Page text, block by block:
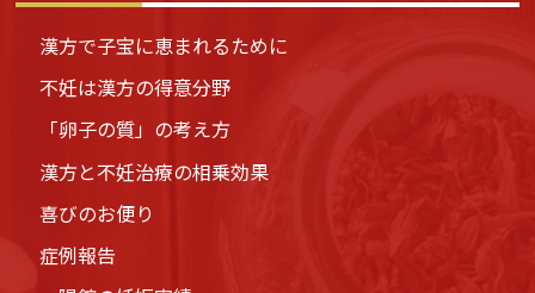
漢方で子宝に恵まれるために
不妊は漢方の得意分野
「卵子の質」の考え方
漢方と不妊治療の相乗効果
喜びのお便り
症例報告